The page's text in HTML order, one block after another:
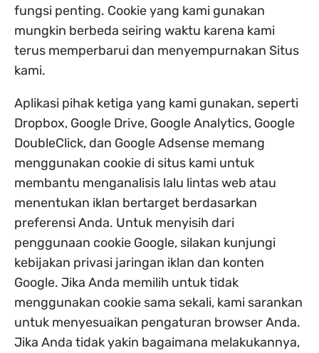
fungsi penting. Cookie yang kami gunakan
mungkin berbeda seiring waktu karena kami
terus memperbarui dan menyempurnakan Situs
kami.
Aplikasi pihak ketiga yang kami gunakan, seperti
Dropbox, Google Drive, Google Analytics, Google
DoubleClick, dan Google Adsense memang
menggunakan cookie di situs kami untuk
membantu menganalisis lalu lintas web atau
menentukan iklan bertarget berdasarkan
preferensi Anda. Untuk menyisih dari
penggunaan cookie Google, silakan kunjungi
kebijakan privasi jaringan iklan dan konten
Google. Jika Anda memilih untuk tidak
menggunakan cookie sama sekali, kami sarankan
untuk menyesuaikan pengaturan browser Anda.
Jika Anda tidak yakin bagaimana melakukannya,